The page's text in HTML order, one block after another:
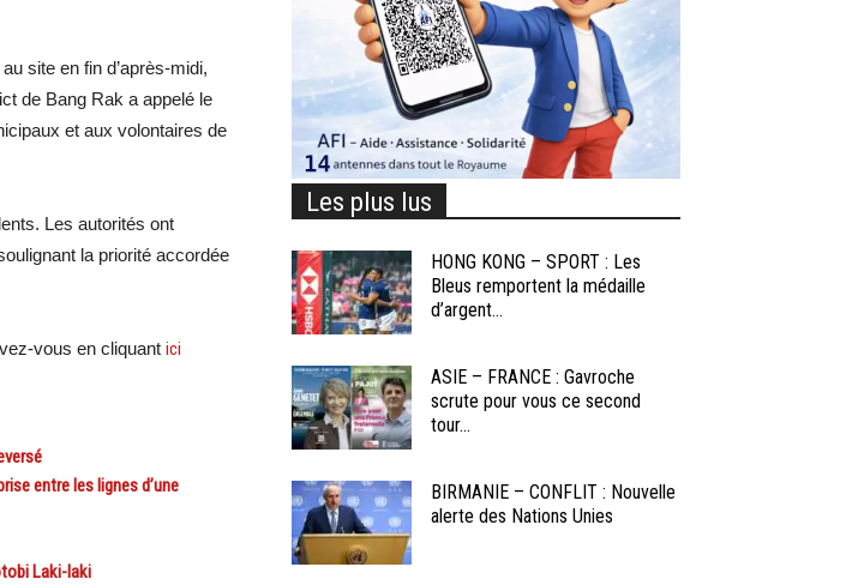
site en fin d’après-midi,
de Bang Rak a appelé le
et aux volontaires de
Les autorités ont
la priorité accordée
vous en cliquant ici
entre les lignes d’une
Laki-laki
Les plus lus
HONG KONG – SPORT : Les
Bleus remportent la médaille
d’argent...
ASIE – FRANCE : Gavroche
scrute pour vous ce second
tour...
BIRMANIE – CONFLIT : Nouvelle
alerte des Nations Unies